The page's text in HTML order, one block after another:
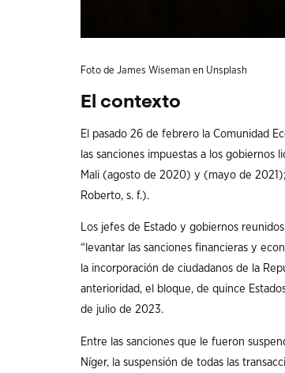
Foto de James Wiseman en Unsplash
El contexto
El pasado 26 de febrero la Comunidad
las sanciones impuestas a los gobiernos
Mali (agosto de 2020) y (mayo de
Roberto, s. f.).
Los jefes de Estado y gobiernos
“levantar las sanciones financieras y
la incorporación de ciudadanos de la
anterioridad, el bloque, de quince
de julio de 2023.
Entre las sanciones que le fueron
Níger, la suspensión de todas las